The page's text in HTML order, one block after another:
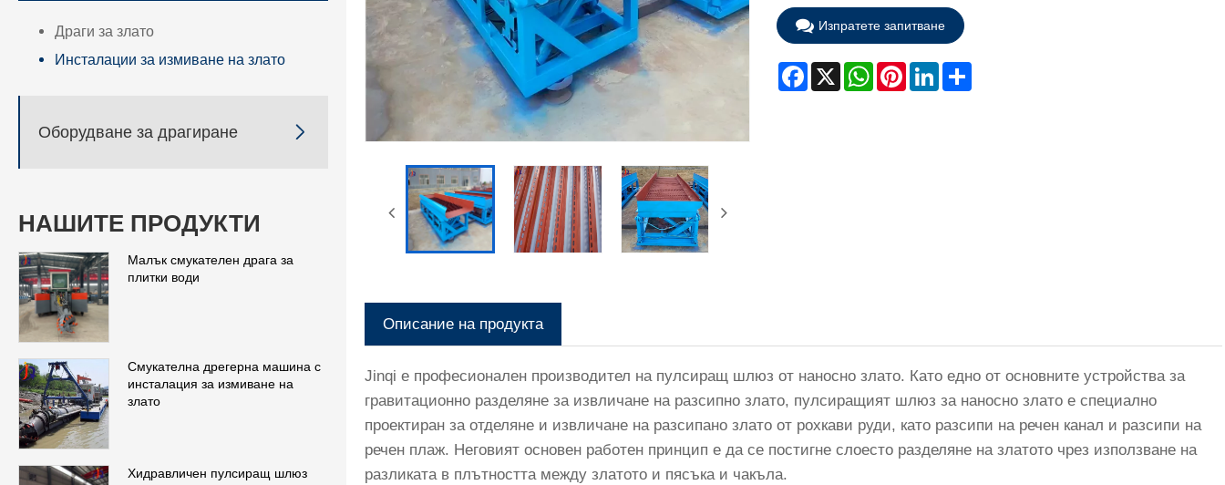
Драги за злато
Инсталации за измиване на злато
Оборудване за драгиране 
НАШИТЕ ПРОДУКТИ
Малък смукателен драга за
плитки води
Смукателна дрегерна машина с
инсталация за измиване на
злато
Хидравличен пулсиращ шлюз
Изпратете запитване
Facebook
X WhatsApp
PinterestLinkedInShare
Описание на продукта
Jinqi е професионален производител на пулсиращ шлюз от наносно злато. Като едно от основните устройства за
гравитационно разделяне за извличане на разсипно злато, пулсиращият шлюз за наносно злато е специално
проектиран за отделяне и извличане на разсипано злато от рохкави руди, като разсипи на речен канал и разсипи на
речен плаж. Неговият основен работен принцип е да се постигне слоесто разделяне на златото чрез използване на
разликата в плътността между златото и пясъка и чакъла.